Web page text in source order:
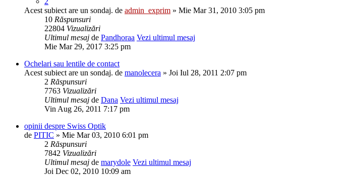
Acest subiect are un sondaj. de admin_exprim » Mie Mar 31, 2010 3:05 pm
10 Răspunsuri
22804 Vizualizări
Ultimul mesaj de Pandhoraa Vezi ultimul mesaj
Mie Mar 29, 2017 3:25 pm
Ochelari sau lentile de contact
Acest subiect are un sondaj. de manolecera » Joi Iul 28, 2011 2:07 pm
2 Răspunsuri
7763 Vizualizări
Ultimul mesaj de Dana Vezi ultimul mesaj
Vin Aug 26, 2011 7:17 pm
opinii despre Swiss Optik
de PITIC » Mie Mar 03, 2010 6:01 pm
2 Răspunsuri
7842 Vizualizări
Ultimul mesaj de marydole Vezi ultimul mesaj
Joi Dec 02, 2010 10:09 am